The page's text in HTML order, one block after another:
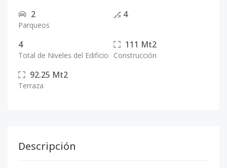
2
Parqueos
4
4
Total de Niveles del Edificio
111 Mt2
Construcción
92.25 Mt2
Terraza
Descripción